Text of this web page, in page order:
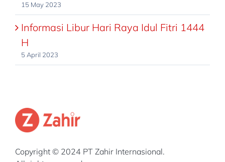
15 May 2023
Informasi Libur Hari Raya Idul Fitri 1444
H
5 April 2023
Copyright © 2024 PT Zahir Internasional.